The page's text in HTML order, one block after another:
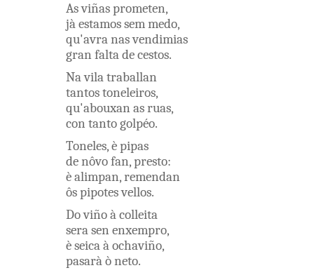
Asviñasprometen,
jàestamossemmedo,
qu'avranasvendimias
gran faltadecestos.
Navilatraballan
tantostoneleiros,
qu'abouxan asruas,
con tantogolpéo.
Toneles,èpipas
denôvofan,presto:
èalimpan,remendan
ôspipotesvellos.
Doviñoàcolleita
serasen enxempro,
èseicaàochaviño,
pasaràòneto.